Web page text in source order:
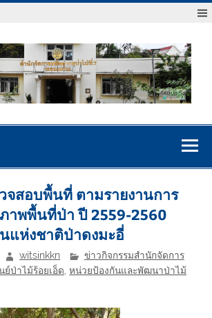
สจป.ที่ 7
(ขอนแก่น)
จสอบพื้นที่ ตามรายงานการ
าพพื้นที่ป่า ปี 2559-2560
แห่งชาติป่าดงมะอี่
witsinkkn
ข่าวกิจกรรมสำนักจัดการ
ย์ป่าไม้ร้อยเอ็ด ,หน่วยป้องกันและพัฒนาป่าไม้